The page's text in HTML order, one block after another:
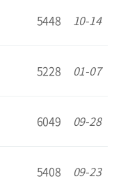
5448 10-14
5228 01-07
6049 09-28
5408 09-23